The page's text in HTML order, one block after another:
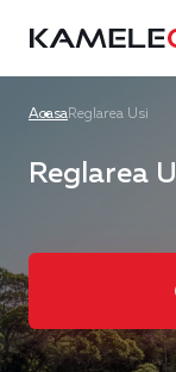
AcasaReglarea Usi
Reglarea